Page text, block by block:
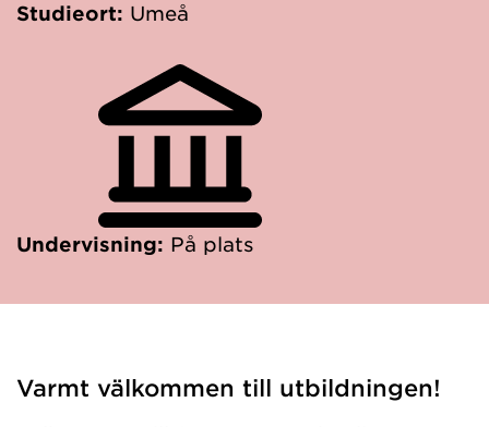
Studieort: Umeå
Undervisning: På plats
Varmt välkommen till utbildningen!